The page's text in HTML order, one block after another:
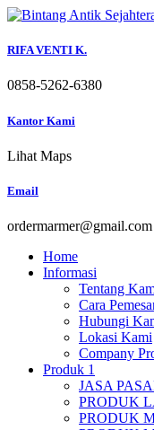
Skip
content
RIFA VENTI K.
0858-5262-6380
Kantor Kami
Lihat Maps
Email
ordermarmer@gmail.com
Home
Informasi
Tentang
Cara
Hubungi
Lokasi Kami
Company
Produk 1
JASA
PRODUK
PRODUK